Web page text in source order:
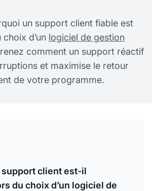
un support client fiable est
d’un logiciel de gestion
comment un support réactif
et maximise le retour
de votre programme.
support client est-il
du choix d’un logiciel de